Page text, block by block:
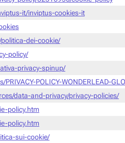
it/inviptus-cookies-it
dei-cookie/
policy/
privacy-spinup/
POLICY-WONDERLEAD-
data-and-privacy/privacy-policies/
policy.htm
policy.htm
sui-cookie/